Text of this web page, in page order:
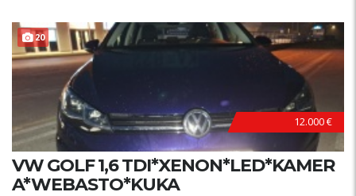
20 B
E
Z
U
L
A
G
A
N
J
A
!
12.000 €
VW GOLF 1,6 TDI*XENON*LED*KAMER
A*WEBASTO*KUKA